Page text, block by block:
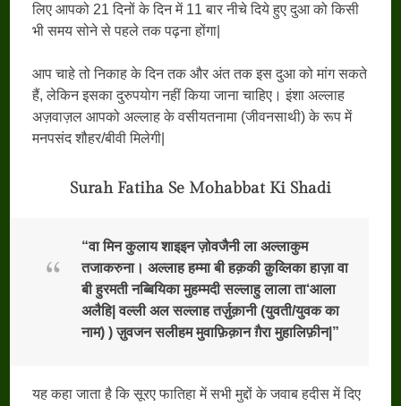
लिए आपको 21 दिनों के दिन में 11 बार नीचे दिये हुए दुआ को किसी
भी समय सोने से पहले तक पढ़ना होंगा|
आप चाहे तो निकाह के दिन तक और अंत तक इस दुआ को मांग सकते
हैं, लेकिन इसका दुरुपयोग नहीं किया जाना चाहिए। इंशा अल्लाह
अज़वाज़ल आपको अल्लाह के वसीयतनामा (जीवनसाथी) के रूप में
मनपसंद शौहर/बीवी मिलेगी|
Surah Fatiha Se Mohabbat Ki Shadi
“वा मिन कुलाय शाइइन ज़ोवजैनी ला अल्लाकुम
तजाकरुना।अल्लाह हम्मा बी हक़की क़ुव्लिका हाज़ा वा
बी हुरमती नब्बियिका मुहम्मदी सल्लाहु लाला ता‘आला
अलैहि|वल्ली अल सल्लाह तर्ज़ुक़ानी (युवती/युवक का
नाम) ) ज़ुवजन सलीहम मुवाफ़िक़ान ग़ैरा मुहालिफ़ीन|”
यह कहा जाता है कि सूरए फातिहा में सभी मुद्दों के जवाब हदीस में दिए